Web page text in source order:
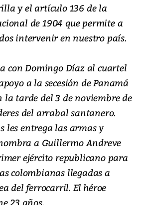
y el artículo 136 de la
de 1904 que permite a
intervenir en nuestro país.
con Domingo Díaz al cuartel
a la secesión de Panamá
la tarde del 3 de noviembre de
del arrabal santanero.
les entrega las armas y
a Guillermo Andreve
ejército republicano para
colombianas llegadas a
del ferrocarril. El héroe
23 años.